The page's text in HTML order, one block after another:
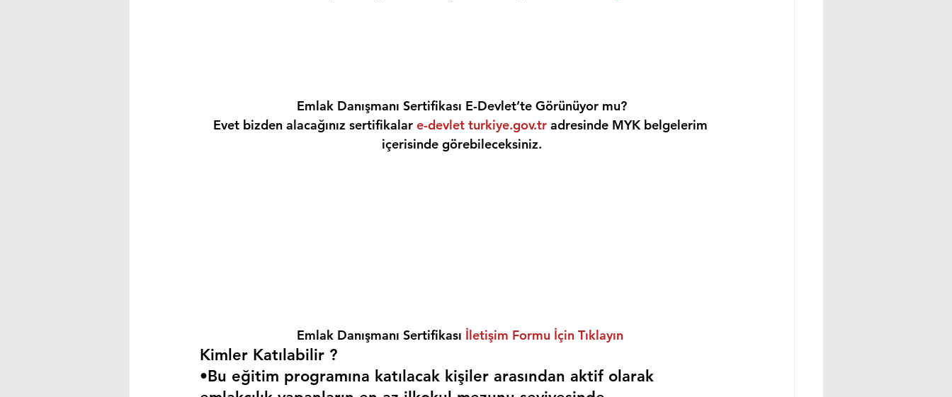
Emlak Danışmanı Sertifikası E-Devlet’te Görünüyor mu?
Evet bizden alacağınız sertifikalar e-devlet turkiye.gov.tr adresinde MYK belgelerim
içerisinde görebileceksiniz.
Emlak Danışmanı Sertifikası İletişim Formu İçin Tıklayın
Kimler Katılabilir ?
•Bu eğitim programına katılacak kişiler arasından aktif olarak